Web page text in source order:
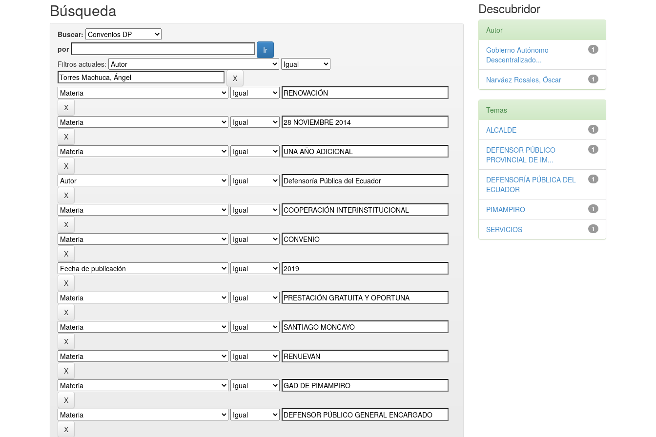
Búsqueda
Buscar:
por
Filtros actuales:
Descubridor
Autor
1
Gobierno Autónomo
Descentralizado...
1
Narváez Rosales, Óscar
Temas
1
ALCALDE
1
DEFENSOR PÚBLICO
PROVINCIAL DE IM...
1
DEFENSORÍA PÚBLICA DEL
ECUADOR
1
PIMAMPIRO
1
SERVICIOS